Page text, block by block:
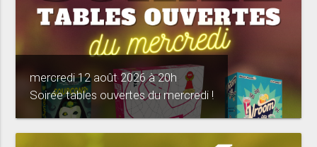
mercredi 12 août 2026 à 20h
Soirée tables ouvertes du mercredi !